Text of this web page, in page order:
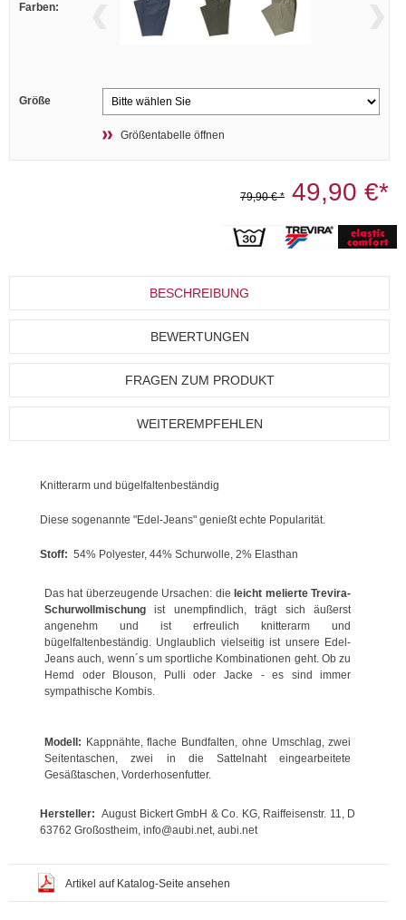
Farben:
Größe
Größentabelle öffnen
79,90 € * 49,90 €*
BESCHREIBUNG
BEWERTUNGEN
FRAGEN ZUM PRODUKT
WEITEREMPFEHLEN
Knitterarm und bügelfaltenbeständig
Diese sogenannte "Edel-Jeans" genießt echte Popularität.
Stoff: 54% Polyester, 44% Schurwolle, 2% Elasthan
Das hat überzeugende Ursachen: dieleicht melierte Trevira-
Schurwollmischung ist unempfindlich, trägt sich äußerst
angenehm und ist erfreulich knitterarm und
bügelfaltenbeständig. Unglaublich vielseitig ist unsere Edel-
Jeans auch, wenn´s um sportliche Kombinationen geht. Ob zu
Hemd oder Blouson, Pulli oder Jacke - es sind immer
sympathische Kombis.
Modell: Kappnähte, flache Bundfalten, ohne Umschlag, zwei
Seitentaschen, zwei in die Sattelnaht eingearbeitete
Gesäßtaschen, Vorderhosenfutter.
Hersteller: August Bickert GmbH & Co. KG, Raiffeisenstr. 11, D
63762 Großostheim, info@aubi.net, aubi.net
Artikel auf Katalog-Seite ansehen